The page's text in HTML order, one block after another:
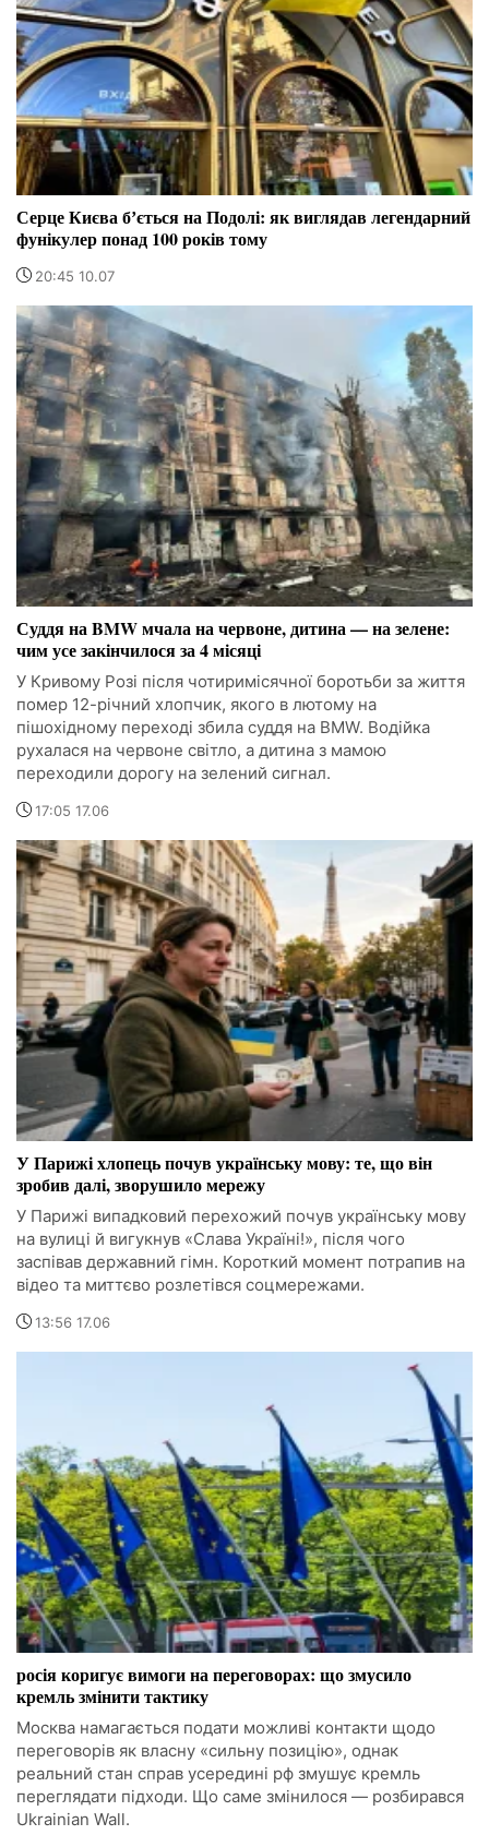
Серце Києва бʼється на Подолі: як виглядав легендарний
фунікулер понад 100 років тому
20:45 10.07
Суддя на BMW мчала на червоне, дитина — на зелене:
чим усе закінчилося за 4 місяці
У Кривому Розі після чотиримісячної боротьби за життя
помер 12-річний хлопчик, якого в лютому на
пішохідному переході збила суддя на BMW. Водійка
рухалася на червоне світло, а дитина з мамою
переходили дорогу на зелений сигнал.
17:05 17.06
У Парижі хлопець почув українську мову: те, що він
зробив далі, зворушило мережу
У Парижі випадковий перехожий почув українську мову
на вулиці й вигукнув «Слава Україні!», після чого
заспівав державний гімн. Короткий момент потрапив на
відео та миттєво розлетівся соцмережами.
13:56 17.06
росія коригує вимоги на переговорах: що змусило
кремль змінити тактику
Москва намагається подати можливі контакти щодо
переговорів як власну «сильну позицію», однак
реальний стан справ усередині рф змушує кремль
переглядати підходи. Що саме змінилося — розбирався
Ukrainian Wall.